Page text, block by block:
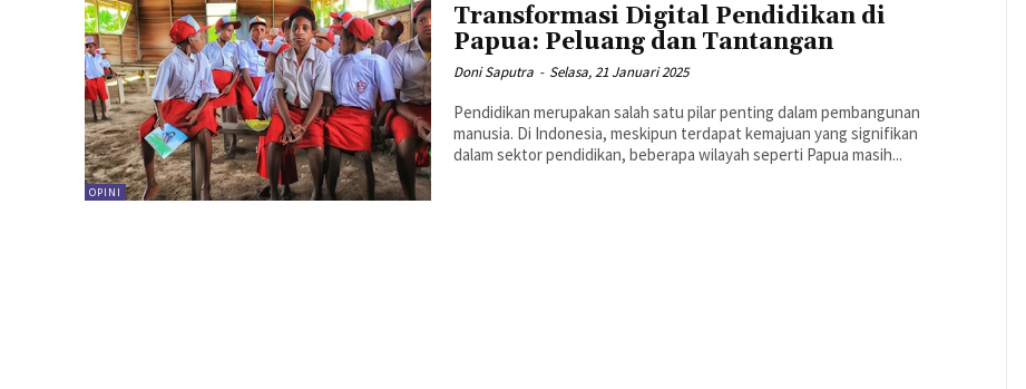
OPINI
Transformasi Digital Pendidikan di
Papua: Peluang dan Tantangan
Doni Saputra - Selasa, 21 Januari 2025
Pendidikan merupakan salah satu pilar penting dalam pembangunan
manusia. Di Indonesia, meskipun terdapat kemajuan yang signifikan
dalam sektor pendidikan, beberapa wilayah seperti Papua masih...